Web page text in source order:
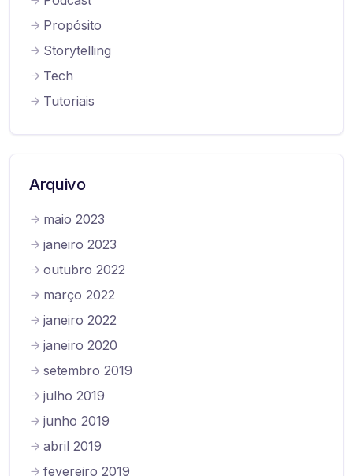
Propósito
Storytelling
Tech
Tutoriais
Arquivo
maio 2023
janeiro 2023
outubro 2022
março 2022
janeiro 2022
janeiro 2020
setembro 2019
julho 2019
junho 2019
abril 2019
fevereiro 2019